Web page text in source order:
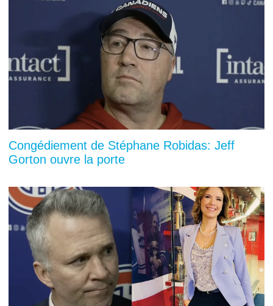
Congédiement de Stéphane Robidas: Jeff
Gorton ouvre la porte